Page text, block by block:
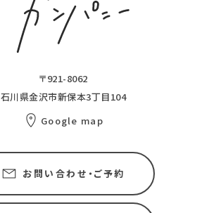
〒921-8062
石川県金沢市新保本3丁目104
Google map
お問い合わせ・ご予約